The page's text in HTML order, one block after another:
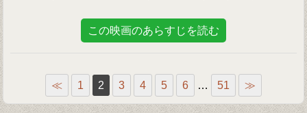
この映画のあらすじを読む
≪ 1 2 3 4 5 6 … 51 ≫